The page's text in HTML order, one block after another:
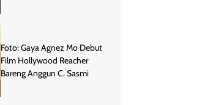
Foto: Gaya Agnez Mo Debut
Film Hollywood Reacher
Bareng Anggun C. Sasmi